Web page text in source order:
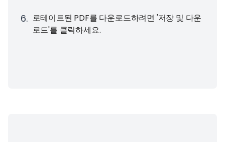
6. 로테이트된 PDF를 다운로드하려면 '저장 및 다운
로드'를 클릭하세요.